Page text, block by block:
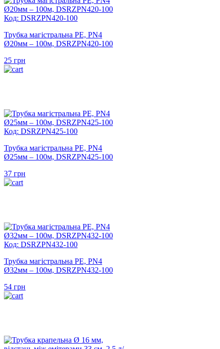
Код: DSRZPN420-100
Трубка магістральна PE, PN4
Ø20мм – 100м, DSRZPN420-100
25 грн
Код: DSRZPN425-100
Трубка магістральна PE, PN4
Ø25мм – 100м, DSRZPN425-100
37 грн
Код: DSRZPN432-100
Трубка магістральна PE, PN4
Ø32мм – 100м, DSRZPN432-100
54 грн